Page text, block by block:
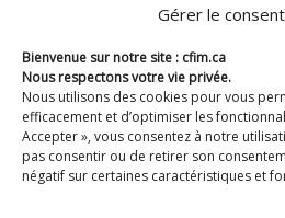
Gérer le
Bienvenue sur notre site : cfim.ca
Nous respectons votre vie privée.
Nous utilisons des cookies pour vous
efficacement et d’optimiser les
Accepter », vous consentez à notre
pas consentir ou de retirer son
négatif sur certaines caractéristiques et
Devenir membre de CFIM
Suivez-